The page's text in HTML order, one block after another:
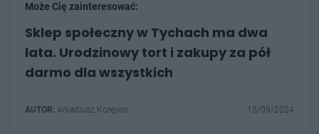
Może Cię zainteresować:
Sklep społeczny w Tychach ma dwa
lata. Urodzinowy tort i zakupy za pół
darmo dla wszystkich
AUTOR: Arkadiusz Korejwo 15/09/2024